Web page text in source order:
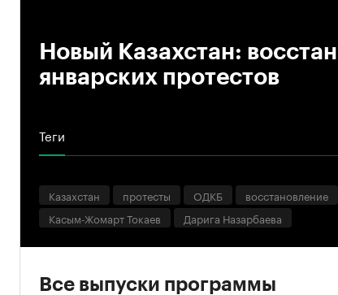
Новый Казахстан:
январских протестов
Теги
Казахстан протесты ОДКБ восстановление
Касым-Жомарт Токаев
Дарига Назарбаева
Все выпуски программы